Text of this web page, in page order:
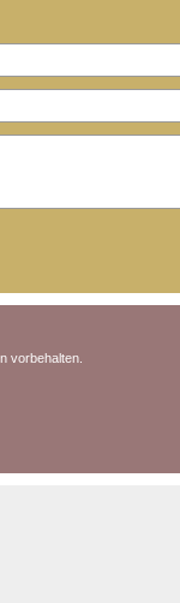
vorbehalten.